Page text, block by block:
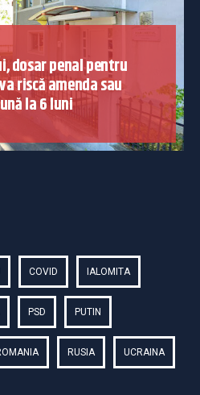
dosar penal pentru
riscă amenda sau
la 6 luni
COVID IALOMITA
PSD PUTIN
RUSIA UCRAINA